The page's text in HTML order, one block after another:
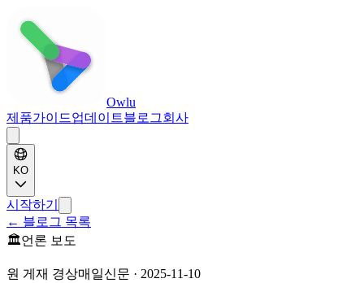
Owlu
제품가이드업데이트블로그회사
KO
시작하기
← 블로그 목록
🏛️언론 보도
원 게재 경상매일신문 · 2025-11-10